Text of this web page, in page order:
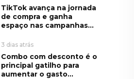
TikTok avança na jornada
de compra e ganha
espaço nas campanhas...
3 dias atrás
Combo com desconto é o
principal gatilho para
aumentar o gasto...